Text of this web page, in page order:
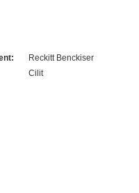
Reckitt Benckiser
Cilit